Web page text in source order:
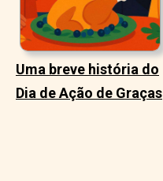
Uma breve história do
Dia de Ação de Graças